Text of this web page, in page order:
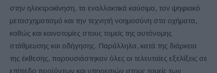
στην ηλεκτροκίνηση, τα εναλλακτικά καύσιμα, τον ψηφιακό
μετασχηματισμό και την τεχνητή νοημοσύνη στα οχήματα,
καθώς και καινοτομίες στους τομείς της αυτόνομης
στάθμευσης και οδήγησης.​ Παράλληλα, κατά της διάρκεια
της έκθεσης, παρουσιάστηκαν όλες οι τελευταίες εξελίξεις σε
επίπεδο προϊόντων και υπηρεσιών στους τομείς των